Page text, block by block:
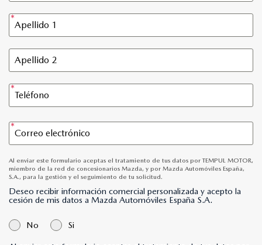
Al enviar este formulario aceptas el tratamiento de tus datos por TEMPUL MOTOR,
miembro de la red de concesionarios Mazda, y por Mazda Automóviles España,
S.A., para la gestión y el seguimiento de tu solicitud.
Deseo recibir información comercial personalizada y acepto la
cesión de mis datos a Mazda Automóviles España S.A.
No Si